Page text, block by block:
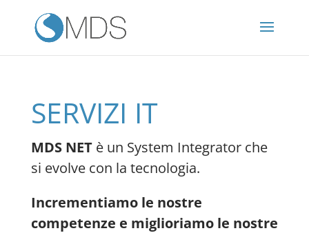
SERVIZI IT
MDS NETè un System Integrator che
si evolve con la tecnologia.
Incrementiamo le nostre
competenze e miglioriamo le nostre